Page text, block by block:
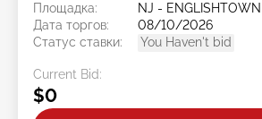
Площадка:
NJ - ENGLISHTOWN
Дата торгов:
08/10/2026
Статус ставки:
You Haven't bid
Current Bid:
$0